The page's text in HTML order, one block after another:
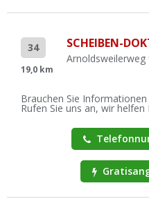
34
19,0 km
SCHEIBEN-
Arnoldsweilerweg
Brauchen Sie
Rufen Sie uns an, wir helfen